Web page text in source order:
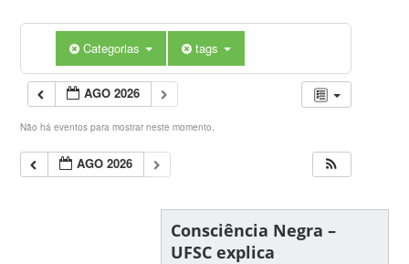
Categorias tags
AGO 2026
Não há eventos para mostrar neste momento.
AGO 2026
Consciência Negra –
UFSC explica